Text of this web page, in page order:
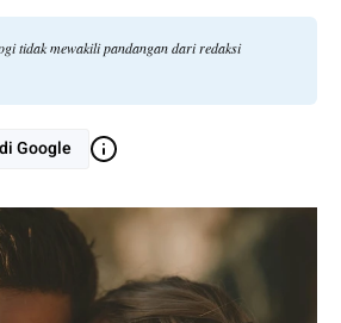
tidak mewakili pandangan dari redaksi
Google